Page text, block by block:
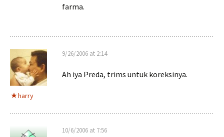
farma.
harry
9/26/2006 at 2:14
Ah iya Preda, trims untuk koreksinya.
10/6/2006 at 7:56